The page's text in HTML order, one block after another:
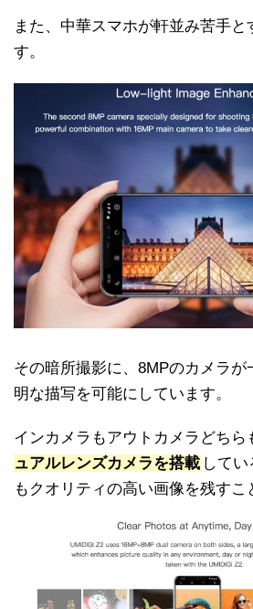
また、中華スマホが軒並み苦手
す。
その暗所撮影に、8MPのカメラ
明な描写を可能にしています。
インカメラもアウトカメラどちら
ュアルレンズカメラを搭載 して
もクオリティの高い画像を残すこ